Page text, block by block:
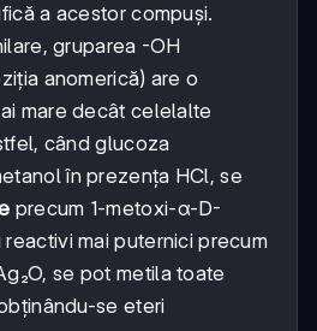
a acestor compuși.
gruparea -OH
anomerică) are o
mare decât celelalte
când glucoza
în prezența HCl, se
precum 1-metoxi-α-D-
mai puternici precum
se pot metila toate
se eteri